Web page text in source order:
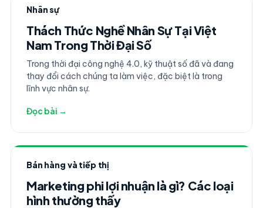
Nhân sự
Thách Thức Nghề Nhân Sự Tại Việt
Nam Trong Thời Đại Số
Trong thời đại công nghệ 4.0, kỹ thuật số đã và đang
thay đổi cách chúng ta làm việc, đặc biệt là trong
lĩnh vực nhân sự.
Đọc bài →
Bán hàng và tiếp thị
Marketing phi lợi nhuận là gì? Các loại
hình thường thấy